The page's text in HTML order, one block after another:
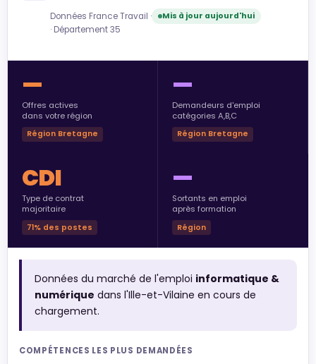
Données France Travail · Mis à jour aujourd'hui
· Département 35
—
Offres actives
dans votre région
Région Bretagne
—
Demandeurs d'emploi
catégories A,B,C
Région Bretagne
CDI
Type de contrat
majoritaire
71% des postes
—
Sortants en emploi
après formation
Région
Données du marché de l'emploi informatique &
numérique dans l'Ille-et-Vilaine en cours de
chargement.
COMPÉTENCES LES PLUS DEMANDÉES